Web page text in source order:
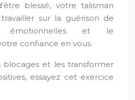
blessé, votre talisman
sur la guérison de
émotionnelles et le
confiance en vous.
blocages et les transformer
essayez cet exercice